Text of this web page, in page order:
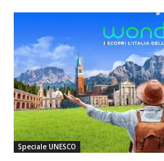
Speciale UNESCO